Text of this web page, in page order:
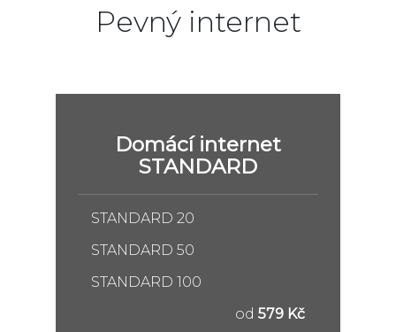
Pevný internet
Domácí internet
STANDARD
STANDARD 20
STANDARD 50
STANDARD 100
od 579 Kč